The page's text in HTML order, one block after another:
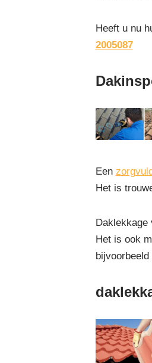
Heeft u nu
2005087
Een
Het is
Daklekkage
Het is ook